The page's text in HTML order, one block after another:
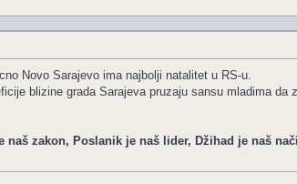
Novo Sarajevo ima najbolji natalitet u RS-u.
blizine grada Sarajeva pruzaju sansu mladima da
naš zakon, Poslanik je naš lider, Džihad je naš